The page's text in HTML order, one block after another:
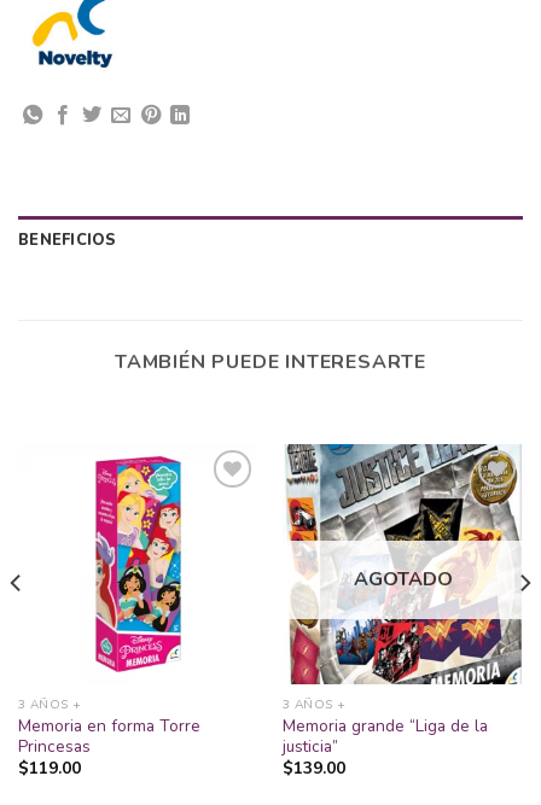
BENEFICIOS
TAMBIÉN PUEDE INTERESARTE
3 AÑOS +
Memoria en forma Torre
Princesas
$119.00
Añadir
a la
lista
de
deseos
AGOTADO
3 AÑOS +
Memoria grande “Liga de la
justicia”
$139.00